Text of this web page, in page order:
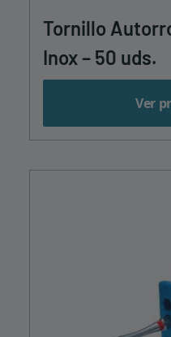
Tornillo
Inox – 50 uds.
Ver